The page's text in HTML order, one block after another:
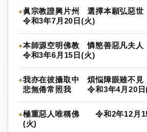
●眞宗教證興片州 選擇本願弘
令和3年7月20日(火)
●本師源空明佛教 憐愍善惡凡
令和3年6月15日(火)
●我亦在彼攝取中 煩悩障眼雖不
悲無倦常照我 令和3年4月20日
●極重惡人唯稱佛 令和2年12月
(火)